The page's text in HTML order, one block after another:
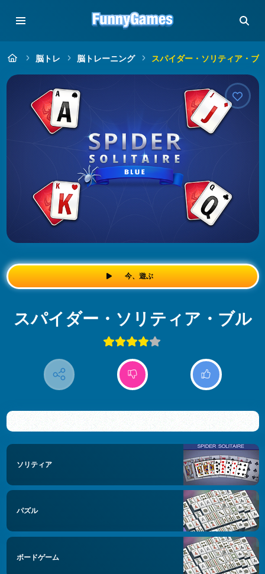
脳トレ 脳トレーニング スパイダー・ソリティア・ブ
今、遊ぶ
スパイダー・ソリティア・ブル
ソリティア
パズル
ボードゲーム